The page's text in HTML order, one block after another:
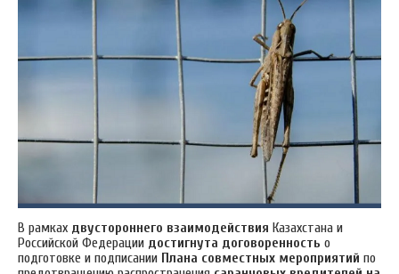
В рамках двустороннего взаимодействия Казахстана и
Российской Федерации достигнута договоренность о
подготовке и подписании Плана совместных мероприятий по